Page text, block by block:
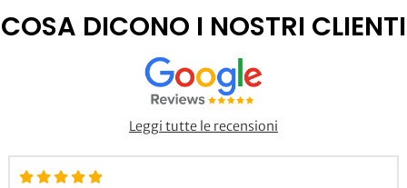
COSA DICONO I NOSTRI CLIENTI
Leggi tutte le recensioni